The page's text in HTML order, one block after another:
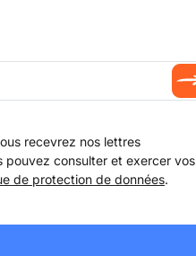
recevrez nos lettres
pouvez consulter et exercer vos
de protection de données.